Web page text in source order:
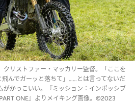
クリストファー・マッカリー監督。「ここを
飛んでガーッと落ちて」……とは言ってないだ
がかっこいい。『ミッション：インポッシブ
ONE』よりメイキング画像。©2023